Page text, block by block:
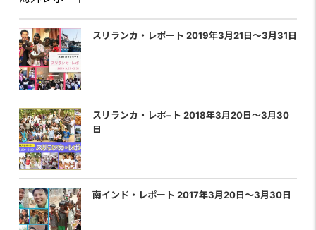
スリランカ・レポート 2019年3月21日〜3月31日
スリランカ・レポ−ト 2018年3月20日〜3月30
日
南インド・レポート 2017年3月20日〜3月30日